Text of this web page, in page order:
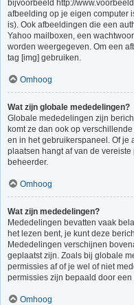
bijvoorbeeld http://
afbeelding op je eigen computer
is). Ook afbeeldingen die een
Yahoo mailboxen, een
worden weergegeven. Om een
tag [img] gebruiken.
Omhoog
Wat zijn globale mededelingen?
Globale mededelingen zijn
komt ze dan ook op
en in het gebruikerspaneel. Of
plaatsen hangt af van de
beheerder.
Omhoog
Wat zijn mededelingen?
Mededelingen bevatten vaak
het lezen bent, je kunt deze
Mededelingen verschijnen
geplaatst zijn. Zoals bij globale
permissies af of je wel of niet
permissies zijn bepaald door een
Omhoog